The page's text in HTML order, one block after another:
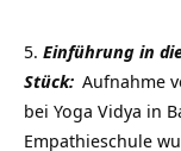
Einführung in
Stück: Aufnahme
bei Yoga Vidya in
Empathieschule